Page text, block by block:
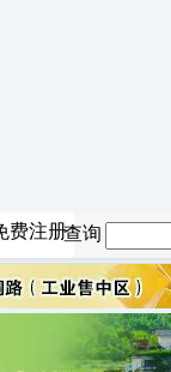
费注册查询：